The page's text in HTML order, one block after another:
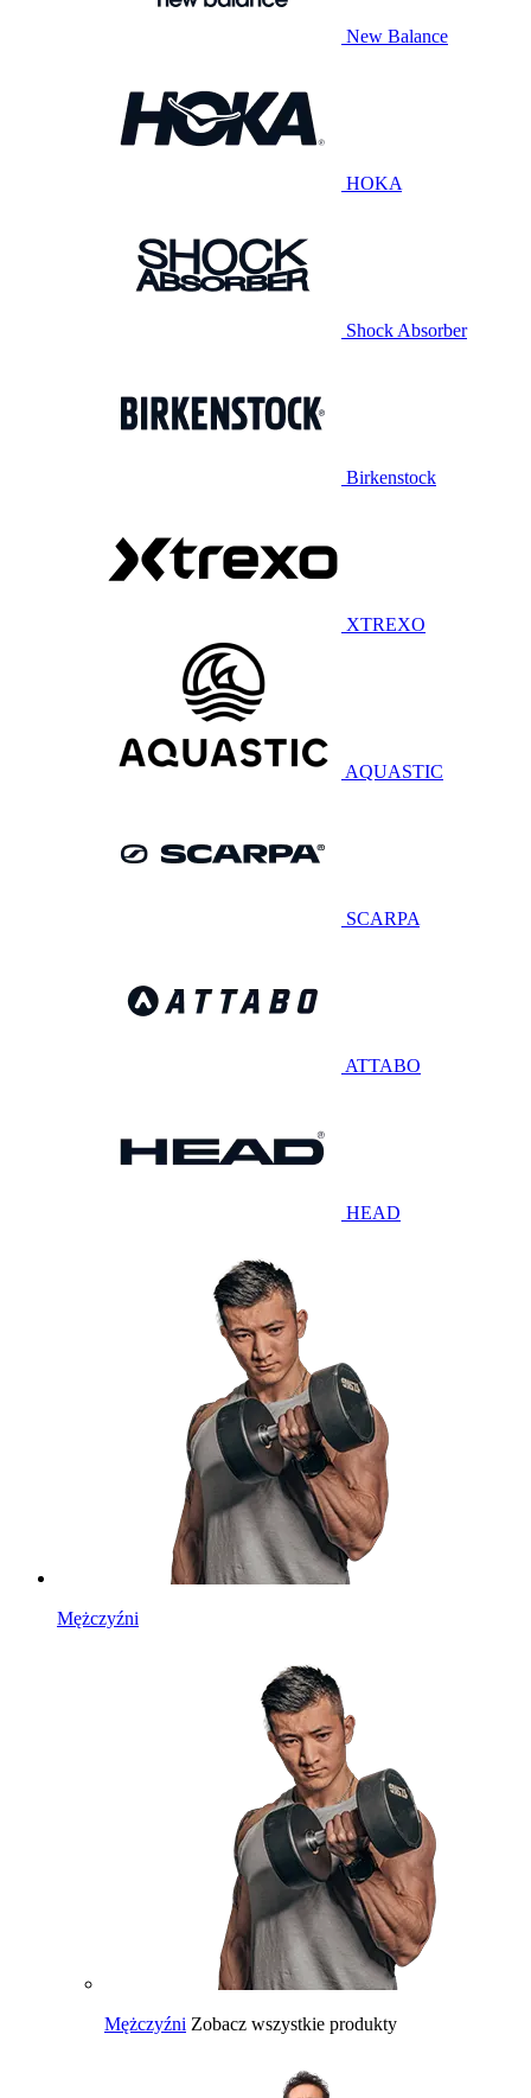
New Balance
HOKA
Shock Absorber
Birkenstock
XTREXO
AQUASTIC
SCARPA
ATTABO
HEAD
Mężczyźni
Mężczyźni Zobacz wszystkie produkty